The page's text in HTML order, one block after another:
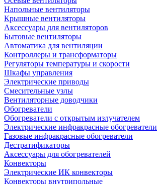
Напольные вентиляторы
Крышные вентиляторы
Аксессуары для вентиляторов
Бытовые вентиляторы
Автоматика для вентиляции
Контроллеры и трансформаторы
Регуляторы температуры и скорости
Шкафы управления
Электрические приводы
Смесительные узлы
Вентиляторные доводчики
Обогреватели
Обогреватели с открытым излучателем
Электрические инфракрасные обогреватели
Газовые инфракрасные обогреватели
Дестратификаторы
Аксессуары для обогревателей
Конвекторы
Электрические ИК конвекторы
Конвекторы внутрипольные